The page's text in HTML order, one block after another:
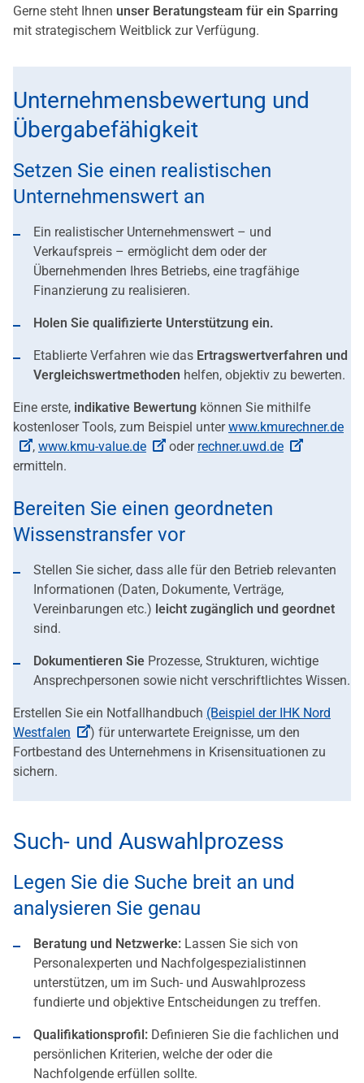
Gerne steht Ihnen unser Beratungsteam für ein Sparring
mit strategischem Weitblick zur Verfügung.
Unternehmensbewertung und
Übergabefähigkeit
Setzen Sie einen realistischen
Unternehmenswert an
Ein realistischer Unternehmenswert – und
Verkaufspreis – ermöglicht dem oder der
Übernehmenden Ihres Betriebs, eine tragfähige
Finanzierung zu realisieren.
Holen Sie qualifizierte Unterstützung ein.
Etablierte Verfahren wie das Ertragswertverfahren und
Vergleichswertmethoden helfen, objektiv zu bewerten.
Eine erste, indikative Bewertung können Sie mithilfe
kostenloser Tools, zum Beispiel unterwww.kmurechner.de
, www.kmu-value.de oder rechner.uwd.de
ermitteln.
Bereiten Sie einen geordneten
Wissenstransfer vor
Stellen Sie sicher, dass alle für den Betrieb relevanten
Informationen (Daten, Dokumente, Verträge,
Vereinbarungen etc.) leicht zugänglich und geordnet
sind.
Dokumentieren Sie Prozesse, Strukturen, wichtige
Ansprechpersonen sowie nicht verschriftlichtes Wissen.
Erstellen Sie ein Notfallhandbuch (Beispiel der IHK Nord
Westfalen
) für unterwartete Ereignisse, um den
Fortbestand des Unternehmens in Krisensituationen zu
sichern.
Such- und Auswahlprozess
Legen Sie die Suche breit an und
analysieren Sie genau
Beratung und Netzwerke: Lassen Sie sich von
Personalexperten und Nachfolgespezialistinnen
unterstützen, um im Such- und Auswahlprozess
fundierte und objektive Entscheidungen zu treffen.
Qualifikationsprofil: Definieren Sie die fachlichen und
persönlichen Kriterien, welche der oder die
Nachfolgende erfüllen sollte.